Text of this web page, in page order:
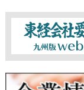
■ 個人情報提供
個人情報のご提供
だけなかった場合
ますのでご了承く
当社は、本人が自
東経会社要覧